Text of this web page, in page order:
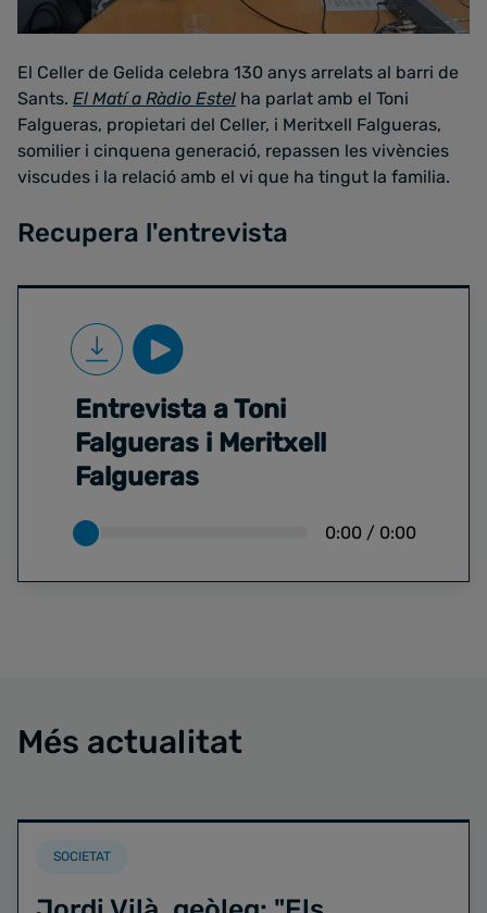
El Celler de Gelida celebra 130 anys arrelats al barri de
Sants. El Matí a Ràdio Estel ha parlat amb el Toni
Falgueras, propietari del Celler, i Meritxell Falgueras,
somilier i cinquena generació, repassen les vivències
viscudes i la relació amb el vi que ha tingut la familia.
Recupera l'entrevista
Entrevista a Toni
Falgueras i Meritxell
Falgueras
0:00 / 0:00
Més actualitat
SOCIETAT